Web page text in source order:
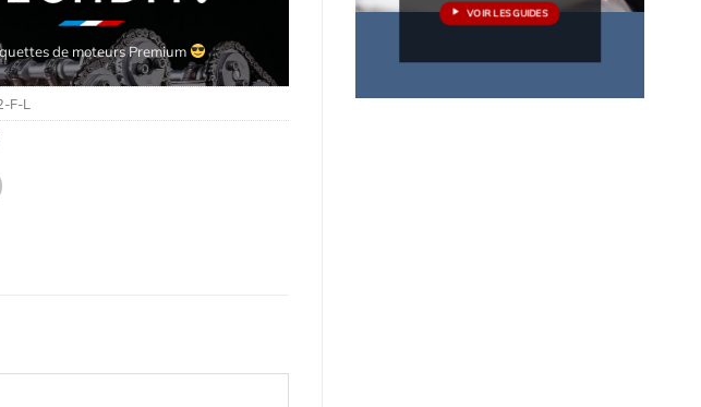
VOIR LES GUIDES
de qualité pour automobiles
de caisse, diffuseurs, etc.
F-L